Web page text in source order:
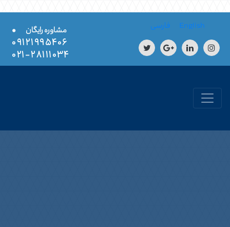
English فارسی مشاوره رایگان
•
۰۹۱۲۱۹۹۵۴۰۶
۲۸۱۱۱۰۳۴-۰۲۱